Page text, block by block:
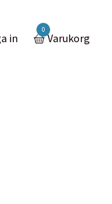
in
0
Varukorg